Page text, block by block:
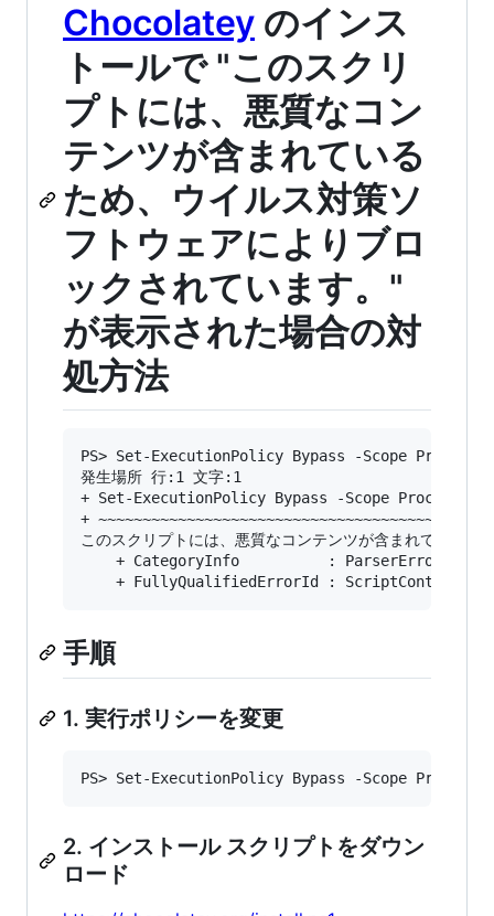
Chocolatey のインス
トールで "このスクリ
プトには、悪質なコン
テンツが含まれている
ため、ウイルス対策ソ
フトウェアによりブロ
ックされています。"
が表示された場合の対
処方法
PS> Set-ExecutionPolicy Bypass -Scope
発生場所 行:1 文字:1
+ Set-ExecutionPolicy Bypass -Scope Process
+
このスクリプトには、悪質なコンテンツが含まれている
+ CategoryInfo          : ParserError:
手順
1. 実行ポリシーを変更
2. インストール スクリプトをダウン
ロード